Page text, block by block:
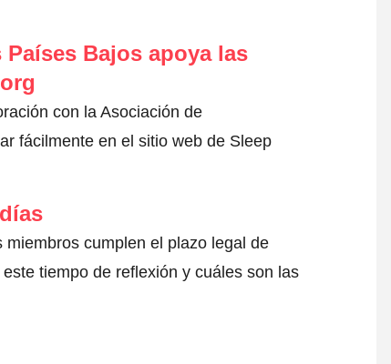
Bajos apoya las
con la Asociación de
fácilmente en el sitio web de Sleep
cumplen el plazo legal de
tiempo de reflexión y cuáles son las